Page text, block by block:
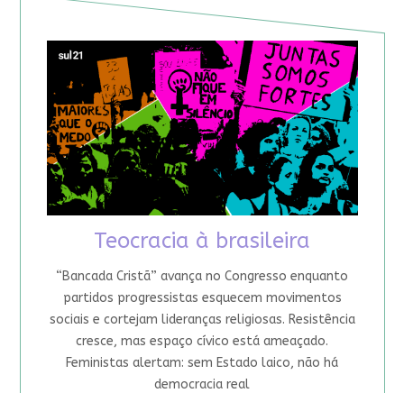
Teocracia à brasileira
“Bancada Cristã” avança no Congresso enquanto
partidos progressistas esquecem movimentos
sociais e cortejam lideranças religiosas. Resistência
cresce, mas espaço cívico está ameaçado.
Feministas alertam: sem Estado laico, não há
democracia real